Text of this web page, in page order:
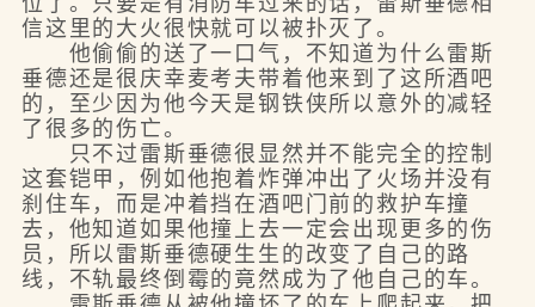
信这里的大火很快就可以被扑灭了。
他偷偷的送了一口气，不知道为什么雷斯
垂德还是很庆幸麦考夫带着他来到了这所酒吧
的，至少因为他今天是钢铁侠所以意外的减轻
了很多的伤亡。
只不过雷斯垂德很显然并不能完全的控制
这套铠甲，例如他抱着炸弹冲出了火场并没有
刹住车，而是冲着挡在酒吧门前的救护车撞
去，他知道如果他撞上去一定会出现更多的伤
员，所以雷斯垂德硬生生的改变了自己的路
线，不轨最终倒霉的竟然成为了他自己的车。